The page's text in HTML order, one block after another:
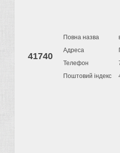
41740
Повна назва
Адреса
Телефон
Поштовий індекс